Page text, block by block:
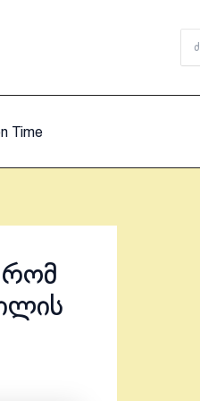
for:
Time
რომ